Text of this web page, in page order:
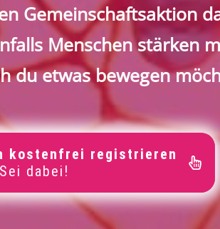
Gemeinschaftsaktion
Menschen stärken
du etwas bewegen
kostenfrei registrieren
Sei dabei!